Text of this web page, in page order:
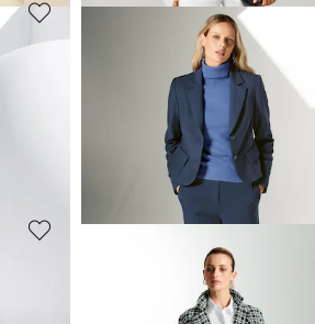
MADELEINE
319,95 €
Meilleur prix sous 30 jours**: 199,95 €